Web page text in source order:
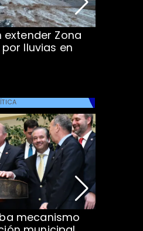
Zona
lluvias en
mecanismo